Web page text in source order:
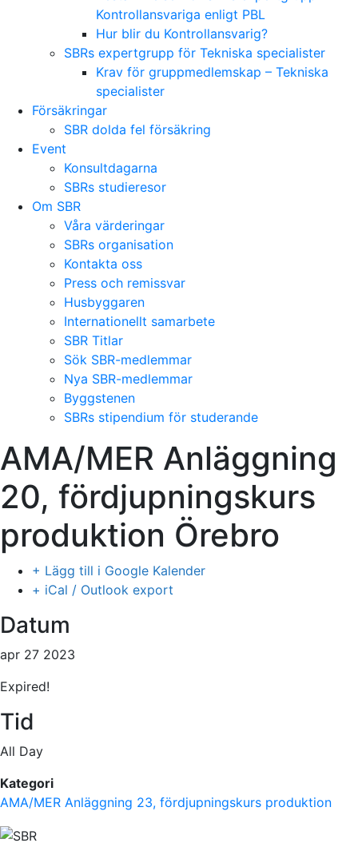
Kontrollansvariga enligt PBL
Hur blir du Kontrollansvarig?
SBRs expertgrupp för Tekniska specialister
Krav för gruppmedlemskap – Tekniska
specialister
Försäkringar
SBR dolda fel försäkring
Event
Konsultdagarna
SBRs studieresor
Om SBR
Våra värderingar
SBRs organisation
Kontakta oss
Press och remissvar
Husbyggaren
Internationellt samarbete
SBR Titlar
Sök SBR-medlemmar
Nya SBR-medlemmar
Byggstenen
SBRs stipendium för studerande
AMA/MER Anläggning
20, fördjupningskurs
produktion Örebro
+ Lägg till i Google Kalender
+ iCal / Outlook export
Datum
apr 27 2023
Expired!
Tid
All Day
Kategori
AMA/MER Anläggning 23, fördjupningskurs produktion